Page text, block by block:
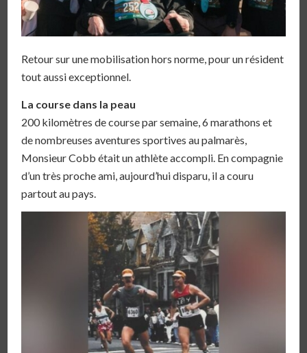
Retour sur une mobilisation hors norme, pour un résident
tout aussi exceptionnel.
La course dans la peau
200 kilomètres de course par semaine, 6 marathons et
de nombreuses aventures sportives au palmarès,
Monsieur Cobb était un athlète accompli. En compagnie
d’un très proche ami, aujourd’hui disparu, il a couru
partout au pays.